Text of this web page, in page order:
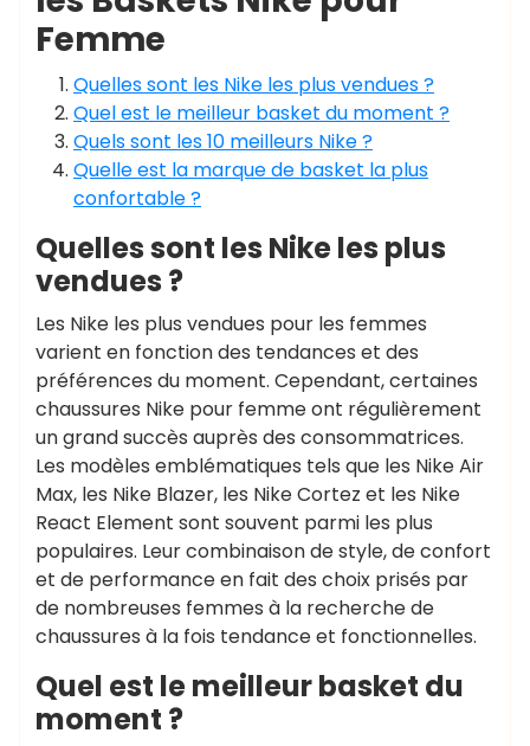
Femme
Quelles sont les Nike les plus vendues ?
Quel est le meilleur basket du moment ?
Quels sont les 10 meilleurs Nike ?
Quelle est la marque de basket la plus
confortable ?
Quelles sont les Nike les plus
vendues ?
Les Nike les plus vendues pour les femmes
varient en fonction des tendances et des
préférences du moment. Cependant, certaines
chaussures Nike pour femme ont régulièrement
un grand succès auprès des consommatrices.
Les modèles emblématiques tels que les Nike Air
Max, les Nike Blazer, les Nike Cortez et les Nike
React Element sont souvent parmi les plus
populaires. Leur combinaison de style, de confort
et de performance en fait des choix prisés par
de nombreuses femmes à la recherche de
chaussures à la fois tendance et fonctionnelles.
Quel est le meilleur basket du
moment ?